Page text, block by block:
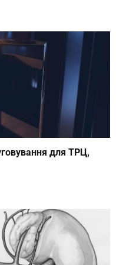
для ТРЦ,